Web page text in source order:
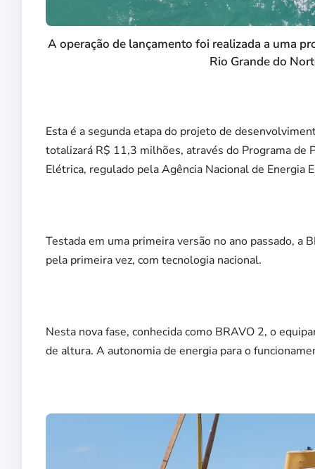
A operação de lançamento foi realizada a uma
Rio Grande do
Esta é a segunda etapa do projeto de
totalizará R$ 11,3 milhões, através do Programa de
Elétrica, regulado pela Agência Nacional de Energia
Testada em uma primeira versão no ano passado, a
pela primeira vez, com tecnologia nacional.
Nesta nova fase, conhecida como BRAVO 2, o
de altura. A autonomia de energia para o